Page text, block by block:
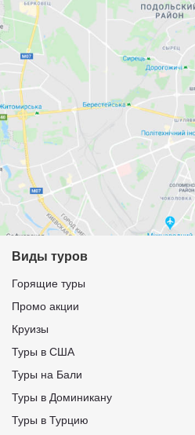
Виды туров
Горящие туры
Промо акции
Круизы
Туры в США
Туры на Бали
Туры в Доминикану
Туры в Турцию